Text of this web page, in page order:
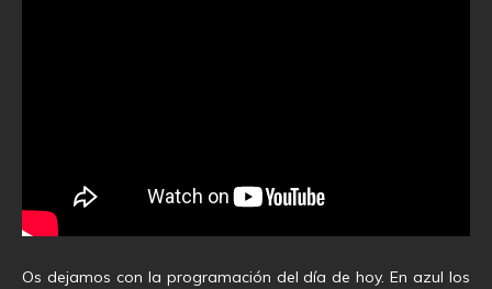
Os dejamos con la programación del día de hoy. En azul los